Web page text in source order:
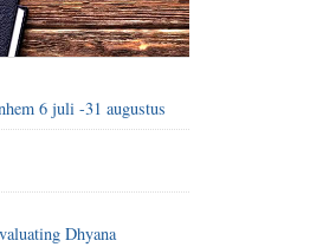
6 juli -31 augustus
Dhyana